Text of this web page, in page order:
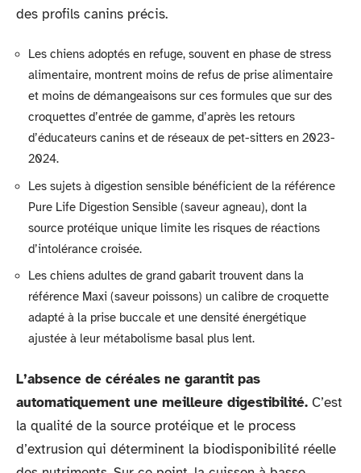
des profils canins précis.
Les chiens adoptés en refuge, souvent en phase de stress
alimentaire, montrent moins de refus de prise alimentaire
et moins de démangeaisons sur ces formules que sur des
croquettes d’entrée de gamme, d’après les retours
d’éducateurs canins et de réseaux de pet-sitters en 2023-
2024.
Les sujets à digestion sensible bénéficient de la référence
Pure Life Digestion Sensible (saveur agneau), dont la
source protéique unique limite les risques de réactions
d’intolérance croisée.
Les chiens adultes de grand gabarit trouvent dans la
référence Maxi (saveur poissons) un calibre de croquette
adapté à la prise buccale et une densité énergétique
ajustée à leur métabolisme basal plus lent.
L’absence de céréales ne garantit pas
automatiquement une meilleure digestibilité. C’est
la qualité de la source protéique et le process
d’extrusion qui déterminent la biodisponibilité réelle